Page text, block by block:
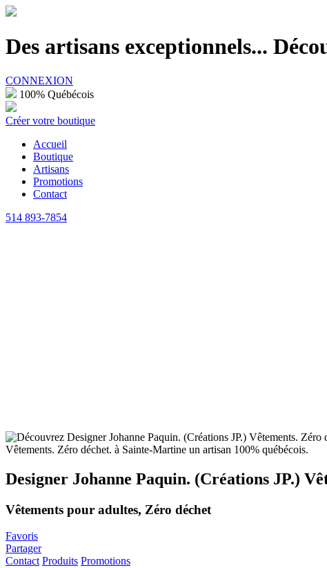
Des artisans exceptionnels...
CONNEXION
100% Québécois
Créer votre boutique
Accueil
Boutique
Artisans
Promotions
Contact
514 893-7854
Designer Johanne Paquin. (Créations JP.)
Vêtements pour adultes, Zéro déchet
Favoris
Partager
Contact Produits Promotions